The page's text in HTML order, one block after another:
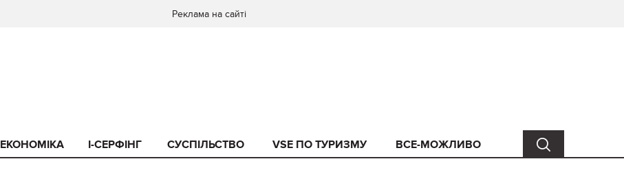
Реклама на сайті
ЕКОНОМІКА I-СЕРФІНГ СУСПІЛЬСТВО VSE ПО ТУРИЗМУ ВСЕ-МОЖЛИВО